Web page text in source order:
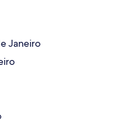
Janeiro